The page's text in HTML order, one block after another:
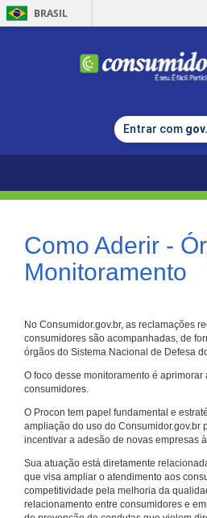
BRASIL
Entrar com
Como Aderir -
Monitoramento
No Consumidor.gov.br, as reclamações
consumidores são acompanhadas, de
órgãos do Sistema Nacional de Defesa
O foco desse monitoramento é
consumidores.
O Procon tem papel fundamental e
ampliação do uso do Consumidor.gov.br
incentivar a adesão de novas empresas
Sua atuação está diretamente
que visa ampliar o atendimento aos
competitividade pela melhoria da
relacionamento entre consumidores e